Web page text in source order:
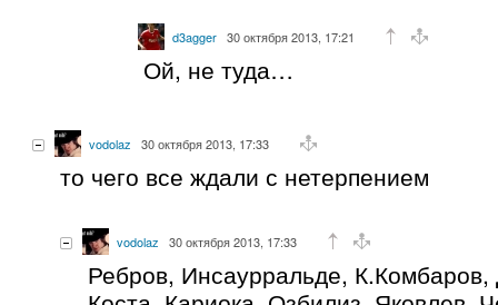
d3agger 30 октября 2013, 17:21
Ой, не туда…
vodolaz 30 октября 2013, 17:33
то чего все ждали с нетерпением
vodolaz 30 октября 2013, 17:33
Ребров, Инсаурральде,